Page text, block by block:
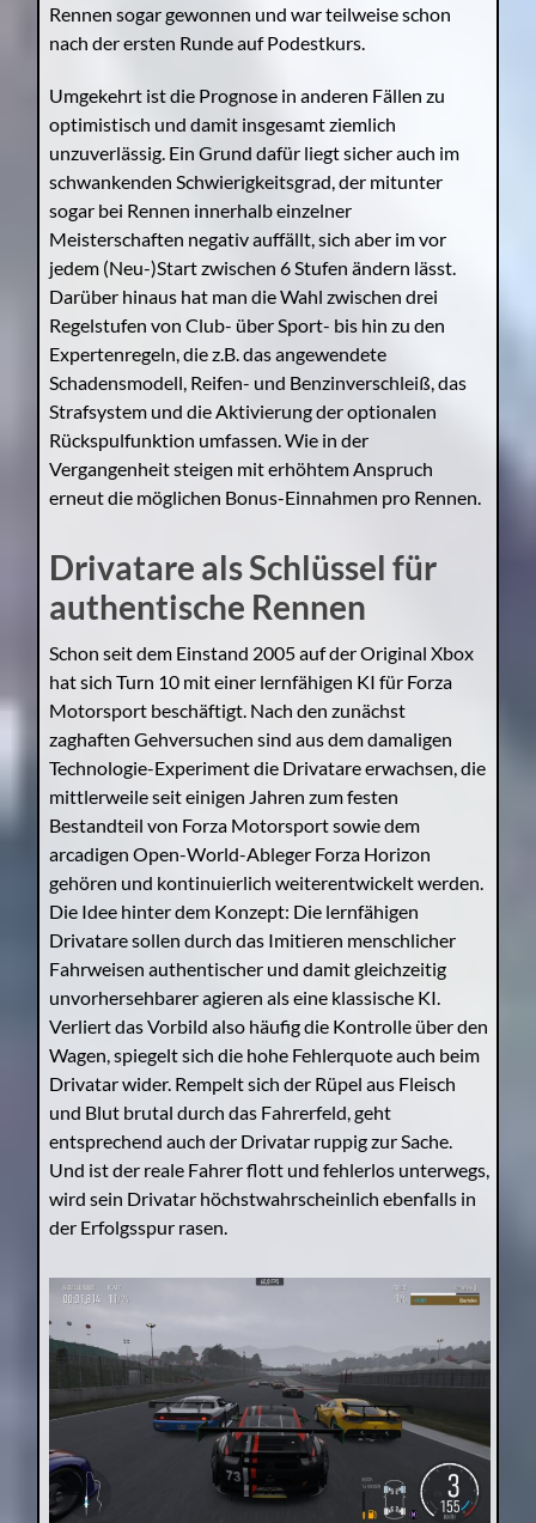
Rennen sogar gewonnen und war teilweise schon
nach der ersten Runde auf Podestkurs.
Umgekehrt ist die Prognose in anderen Fällen zu
optimistisch und damit insgesamt ziemlich
unzuverlässig. Ein Grund dafür liegt sicher auch im
schwankenden Schwierigkeitsgrad, der mitunter
sogar bei Rennen innerhalb einzelner
Meisterschaften negativ auffällt, sich aber im vor
jedem (Neu-)Start zwischen 6 Stufen ändern lässt.
Darüber hinaus hat man die Wahl zwischen drei
Regelstufen von Club- über Sport- bis hin zu den
Expertenregeln, die z.B. das angewendete
Schadensmodell, Reifen- und Benzinverschleiß, das
Strafsystem und die Aktivierung der optionalen
Rückspulfunktion umfassen. Wie in der
Vergangenheit steigen mit erhöhtem Anspruch
erneut die möglichen Bonus-Einnahmen pro Rennen.
Drivatare als Schlüssel für
authentische Rennen
Schon seit dem Einstand 2005 auf der Original Xbox
hat sich Turn 10 mit einer lernfähigen KI für Forza
Motorsport beschäftigt. Nach den zunächst
zaghaften Gehversuchen sind aus dem damaligen
Technologie-Experiment die Drivatare erwachsen, die
mittlerweile seit einigen Jahren zum festen
Bestandteil von Forza Motorsport sowie dem
arcadigen Open-World-Ableger Forza Horizon
gehören und kontinuierlich weiterentwickelt werden.
Die Idee hinter dem Konzept: Die lernfähigen
Drivatare sollen durch das Imitieren menschlicher
Fahrweisen authentischer und damit gleichzeitig
unvorhersehbarer agieren als eine klassische KI.
Verliert das Vorbild also häufig die Kontrolle über den
Wagen, spiegelt sich die hohe Fehlerquote auch beim
Drivatar wider. Rempelt sich der Rüpel aus Fleisch
und Blut brutal durch das Fahrerfeld, geht
entsprechend auch der Drivatar ruppig zur Sache.
Und ist der reale Fahrer flott und fehlerlos unterwegs,
wird sein Drivatar höchstwahrscheinlich ebenfalls in
der Erfolgsspur rasen.